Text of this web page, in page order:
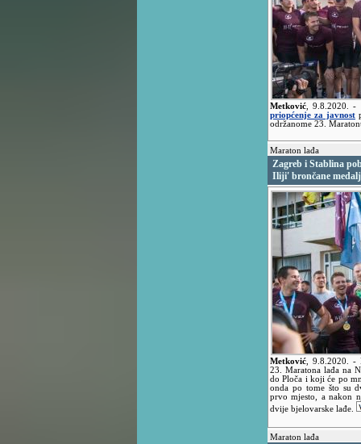
Metković ,9.8.2020.-
priopćenje za javnost
održanome 23.
Maraton lađa
Zagreb i Stablina
Iliji' brončane
Metković ,9.8.2020.-
23. Maratona lađa na
do Ploča i koji će po
onda po tome što su
prvo mjesto, a nakon
dvije bjelovarske lađe.
Maraton lađa